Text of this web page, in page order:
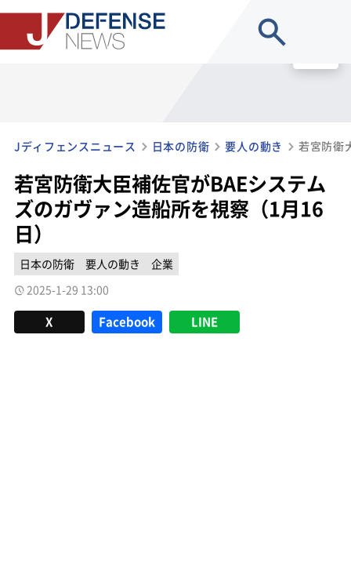
Jディフェンスニュース 日本の防衛 要人の動き
若宮防衛大臣補佐官がBAEシステム
ズのガヴァン造船所を視察（1月16
日）
日本の防衛 要人の動き
企業
2025-1-29 13:00
X Facebook LINE